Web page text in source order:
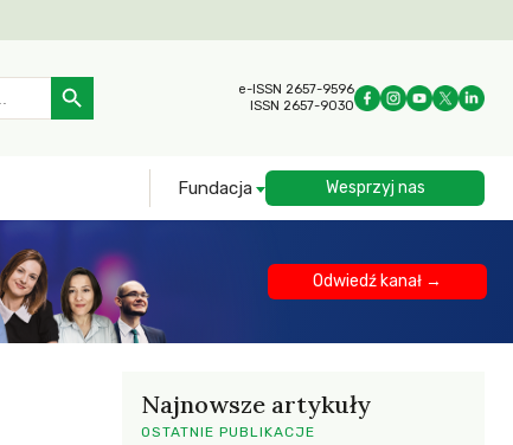
Search Button
e-ISSN 2657-9596
ISSN 2657-9030
Fundacja Wesprzyj nas
Odwiedź kanał →
Najnowsze artykuły
OSTATNIE PUBLIKACJE